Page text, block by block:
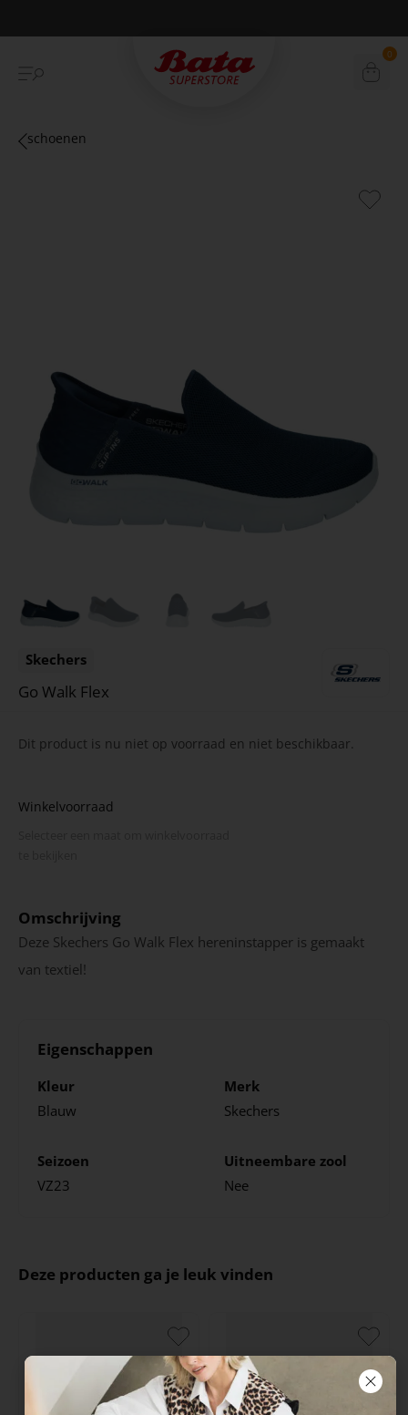
Betaal achteraf met Klarna 0
schoenen
Skechers
Go Walk Flex
Dit product is nu niet op voorraad en niet beschikbaar.
Winkelvoorraad
Omschrijving
Deze Skechers Go Walk Flex hereninstapper is gemaakt
van textiel!
Eigenschappen
Kleur
Blauw
Merk
Skechers
Seizoen
VZ23
Uitneembare zool
Nee
Deze producten ga je leuk vinden